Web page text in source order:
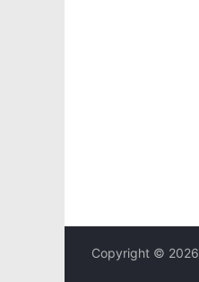
Copyright © 2026